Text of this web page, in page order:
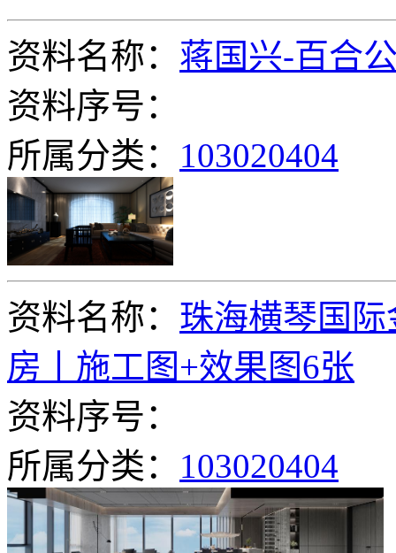
资料名称： 蒋国兴-百合
资料序号：
所属分类： 103020404
资料名称： 珠海横琴国
房丨施工图+效果图6张
资料序号：
所属分类： 103020404